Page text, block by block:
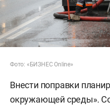
Фото: «БИЗНЕС Online»
Внести поправки
окружающей среды».